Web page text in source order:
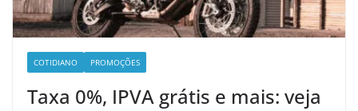
COTIDIANO PROMOÇÕES
Taxa 0%, IPVA grátis e mais: veja